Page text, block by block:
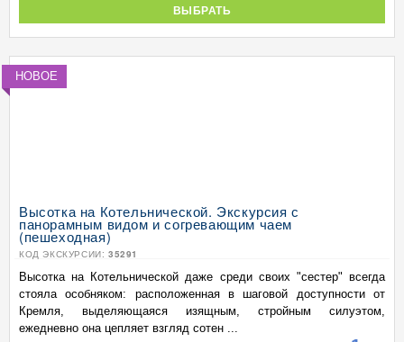
ВЫБРАТЬ
НОВОЕ
Высотка на Котельнической. Экскурсия с
панорамным видом и согревающим чаем
(пешеходная)
КОД ЭКСКУРСИИ: 35291
Высотка на Котельнической даже среди своих "сестер" всегда
стояла особняком: расположенная в шаговой доступности от
Кремля, выделяющаяся изящным, стройным силуэтом,
ежедневно она цепляет взгляд сотен ...